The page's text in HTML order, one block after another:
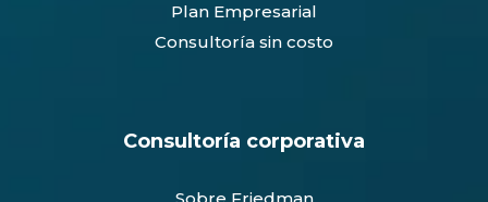
Plan Empresarial
Consultoría sin costo
Consultoría corporativa